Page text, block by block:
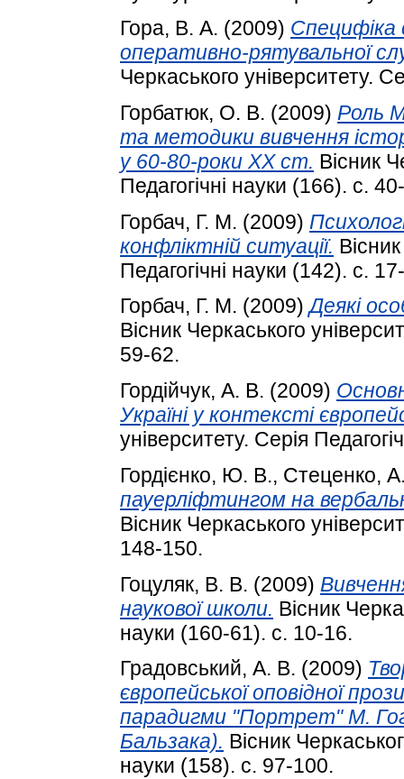
Гора, В. А. (2009) Специфіка
оперативно-рятувальної
Черкаського університету.
Горбатюк, О. В. (2009) Роль
та методики вивчення
у 60-80-роки XX ст. Вісник
Педагогічні науки (166). с.
Горбач, Г. М. (2009)
конфліктній ситуації.
Педагогічні науки (142). с.
Горбач, Г. М. (2009)Деякі
Вісник Черкаського
59-62.
Гордійчук, А. В. (2009)
Україні у контексті
університету. Серія
Гордієнко, Ю. В., Стеценко,
пауерліфтингом на
Вісник Черкаського
148-150.
Гоцуляк, В. В. (2009)
наукової школи. Вісник
науки (160-61). с. 10-16.
Градовський, А. В. (2009)
європейської оповідної
парадигми "Портрет" М.
Бальзака). Вісник
науки (158). с. 97-100.